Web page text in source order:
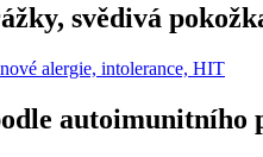
svědivá
alergie, intolerance, HIT
autoimunitního